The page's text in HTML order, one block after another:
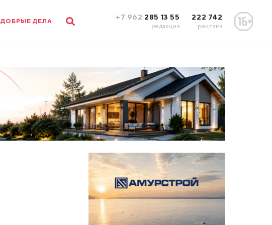
ДОБРЫЕ ДЕЛА +7 962 285 13 55
редакция
222 742
реклама